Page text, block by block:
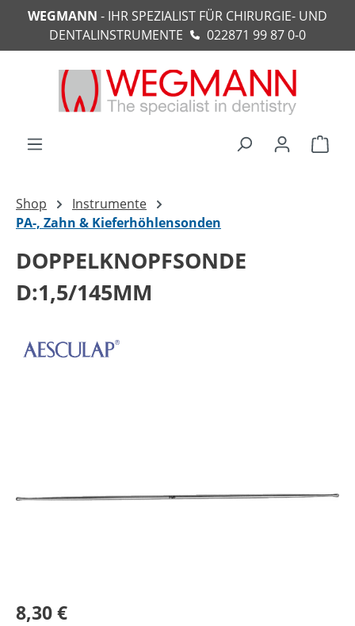
springen
WEGMANN - IHR SPEZIALIST FÜR CHIRURGIE- UND
DENTALINSTRUMENTE
022871 99 87 0-0
Shop
Instrumente
PA-, Zahn & Kieferhöhlensonden
DOPPELKNOPFSONDE
D:1,5/145MM
8,30 €